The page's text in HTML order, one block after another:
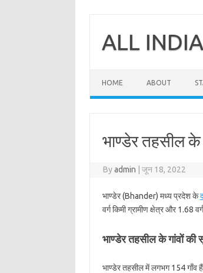
contentALL
HOME ABOUT
भाण्डेर तहसील के
Byadmin जून 18, 2022
भाण्डेर (Bhander) मध्य प्रदेश के
वर्ग किमी ग्रामीण क्षेत्र और 1.68
भाण्डेर तहसील के गांवों
भाण्डेर तहसील में लगभग 154 गाँव